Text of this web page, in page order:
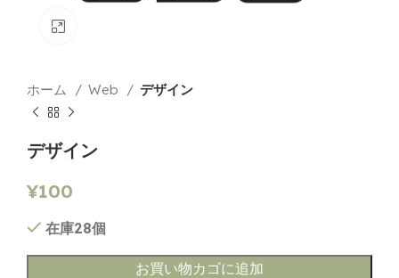
ホーム Web デザイン
デザイン
¥100
在庫28個
お買い物カゴに追加